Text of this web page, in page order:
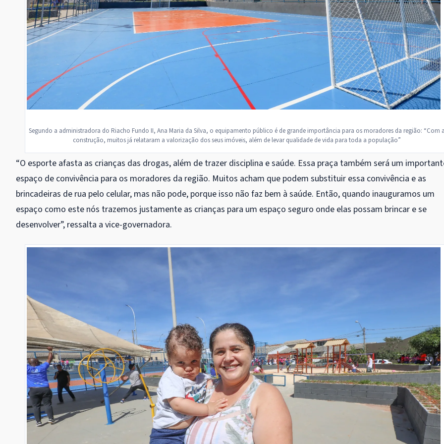
Segundo a administradora do Riacho Fundo II, Ana Maria da Silva, o equipamento público é de grande importância para os moradores da região: “Com
construção, muitos já relataram a valorização dos seus imóveis, além de levar qualidade de vida para toda a população”
“O esporte afasta as crianças das drogas, além de trazer disciplina e saúde. Essa praça também será um
espaço de convivência para os moradores da região. Muitos acham que podem substituir essa convivência e as
brincadeiras de rua pelo celular, mas não pode, porque isso não faz bem à saúde. Então, quando inauguramos um
espaço como este nós trazemos justamente as crianças para um espaço seguro onde elas possam brincar e se
desenvolver”, ressalta a vice-governadora.